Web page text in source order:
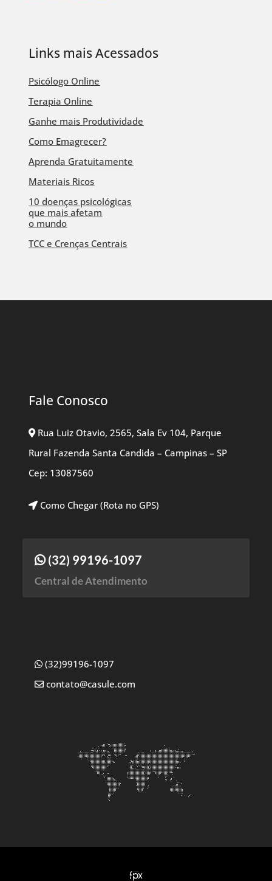
Links mais Acessados
Psicólogo Online
Terapia Online
Ganhe mais Produtividade
Como Emagrecer?
Aprenda Gratuitamente
Materiais Ricos
10 doenças psicológicas
que mais afetam
o mundo
TCC e Crenças Centrais
Fale Conosco
Rua Luiz Otavio, 2565, Sala Ev 104, Parque
Rural Fazenda Santa Candida – Campinas – SP
Cep: 13087560
Como Chegar (Rota no GPS)
(32) 99196-1097
Central de Atendimento
(32)99196-1097
contato@casule.com